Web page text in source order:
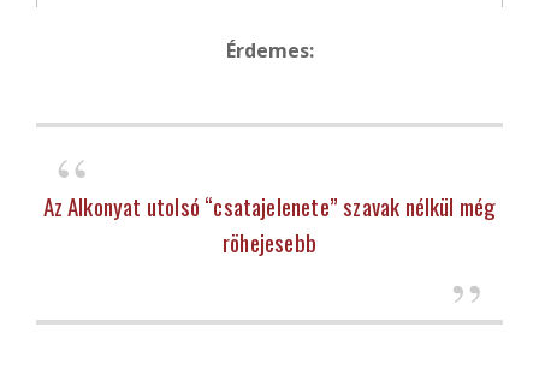
Érdemes:
Az Alkonyat utolsó “csatajelenete” szavak nélkül még
röhejesebb